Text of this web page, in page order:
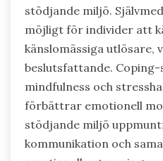
Regelbunden feedback
mentorer främjar tillväxt
Dessa steg bygger
avgörande för att
resan.
Vilka är de bästa
tillämpa emotionell